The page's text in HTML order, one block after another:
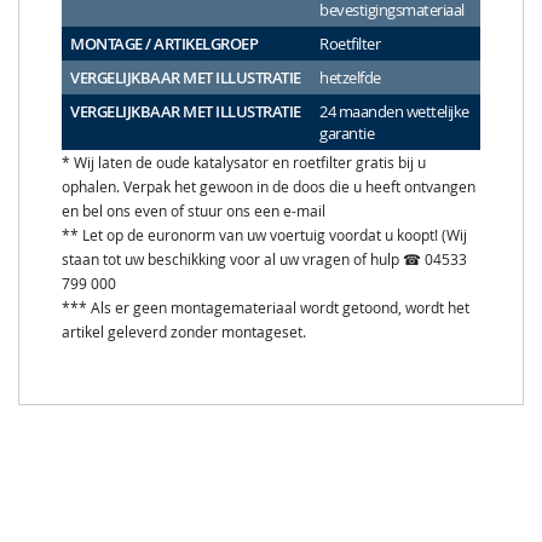
bevestigingsmateriaal
MONTAGE / ARTIKELGROEP
Roetfilter
VERGELIJKBAAR MET ILLUSTRATIE
hetzelfde
VERGELIJKBAAR MET ILLUSTRATIE
24 maanden wettelijke
garantie
* Wij laten de oude katalysator en roetfilter gratis bij u
ophalen. Verpak het gewoon in de doos die u heeft ontvangen
en bel ons even of stuur ons een e-mail
** Let op de euronorm van uw voertuig voordat u koopt! (Wij
staan tot uw beschikking voor al uw vragen of hulp ☎ 04533
799 000
*** Als er geen montagemateriaal wordt getoond, wordt het
artikel geleverd zonder montageset.